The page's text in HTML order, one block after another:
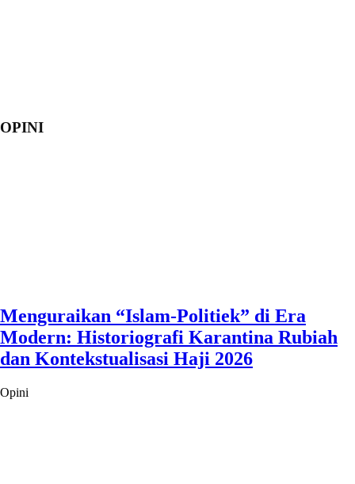
OPINI
Menguraikan “Islam-Politiek” di Era
Modern: Historiografi Karantina Rubiah
dan Kontekstualisasi Haji 2026
Opini